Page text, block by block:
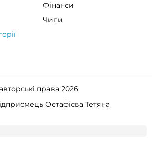
Фінанси
Чипи
права 2026
Остафієва Тетяна